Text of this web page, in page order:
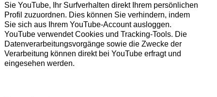
Sie YouTube, Ihr Surfverhalten direkt Ihrem persönlichen
Profil zuzuordnen. Dies können Sie verhindern, indem
Sie sich aus Ihrem YouTube-Account ausloggen.
YouTube verwendet Cookies und Tracking-Tools. Die
Datenverarbeitungsvorgänge sowie die Zwecke der
Verarbeitung können direkt bei YouTube erfragt und
eingesehen werden.